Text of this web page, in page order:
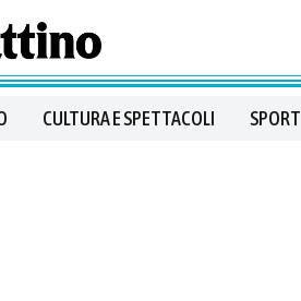
CULTURA E SPETTACOLI SPORT